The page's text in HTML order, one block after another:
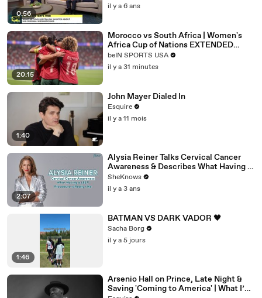
0:56
il y a 6 ans
20:15
Morocco vs South Africa | Women's
Africa Cup of Nations EXTENDED
HIGHLIGHT
|08/08/2026|beINSportsUSA
beIN SPORTS USA
il y a 31 minutes
1:40
John Mayer Dialed In
Esquire
il y a 11 mois
2:07
Alysia Reiner Talks Cervical Cancer
Awareness & Describes What Having a
LEEP Procedure is Really Like
SheKnows
il y a 3 ans
1:46
BATMAN VS DARK VADOR 🖤
Sacha Borg
il y a 5 jours
Arsenio Hall on Prince, Late Night &
Saving 'Coming to America' | What I’ve